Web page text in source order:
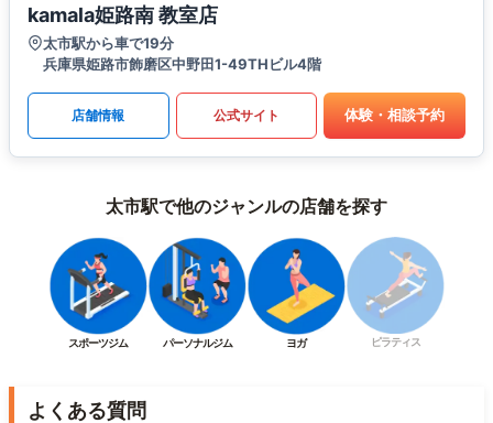
kamala姫路南 教室店
太市駅から車で19分
兵庫県姫路市飾磨区中野田1-49THビル4階
店舗情報 公式サイト 体験・相談予約
太市駅で他のジャンルの店舗を探す
スポーツジム パーソナルジム ヨガ ピラティス
よくある質問